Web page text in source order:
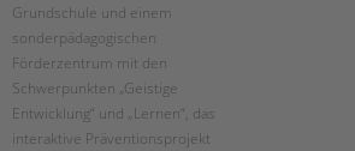
Grundschule und einem
sonderpädagogischen
Förderzentrum mit den
Schwerpunkten „Geistige
Entwicklung“ und „Lernen“, das
interaktive Präventionsprojekt